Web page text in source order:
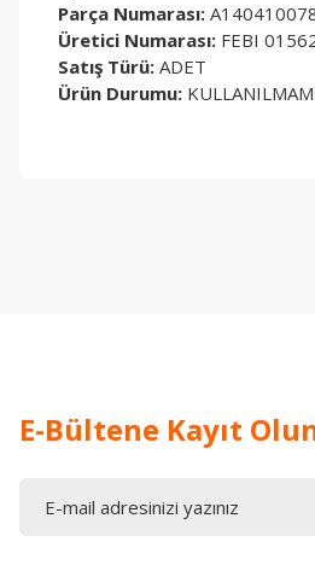
Parça Numarası:
Üretici Numarası: FEBI
Satış Türü: ADET
Ürün Durumu:
E-Bültene Kayıt